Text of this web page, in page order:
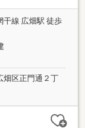
干線 広畑駅 徒歩
畑区正門通２丁